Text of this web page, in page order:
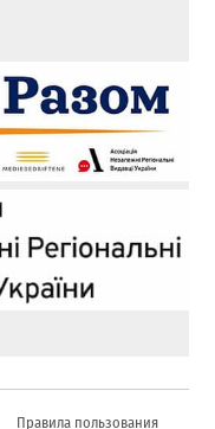
Правила пользования